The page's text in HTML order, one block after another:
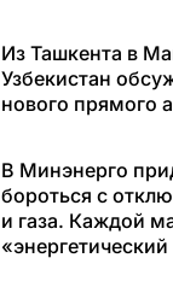
Из Ташкента в
Узбекистан
нового прямого
В Минэнерго
бороться с
и газа. Каждой